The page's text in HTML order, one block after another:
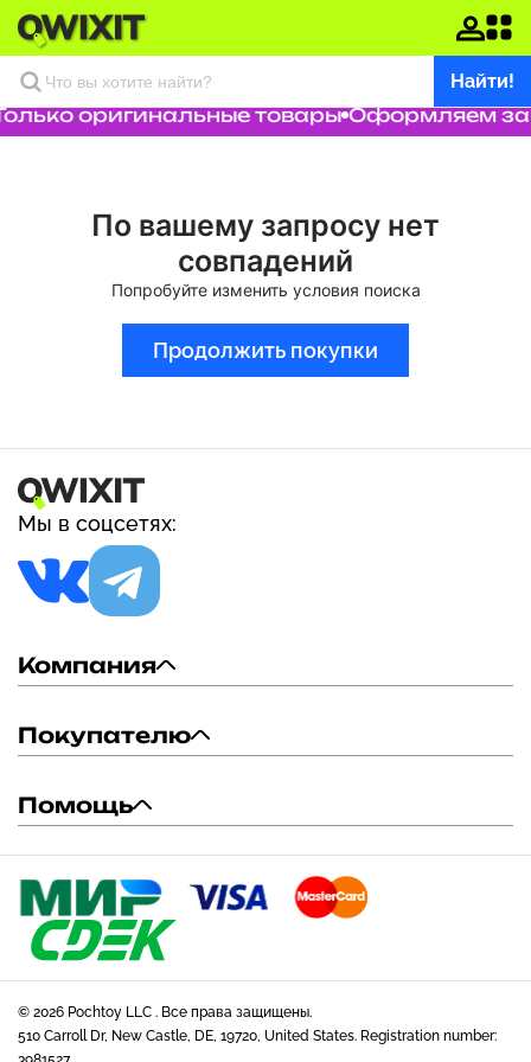
Найти!
оригинальные товары Оформляем
По вашему запросу нет
совпадений
Попробуйте изменить условия поиска
Продолжить покупки
Мы в соцсетях:
Компания
Покупателю
Помощь
© 2026 Pochtoy LLC . Все права защищены.
510 Carroll Dr, New Castle, DE, 19720, United States. Registration number: